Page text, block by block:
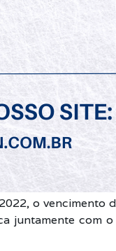
o vencimento
com o